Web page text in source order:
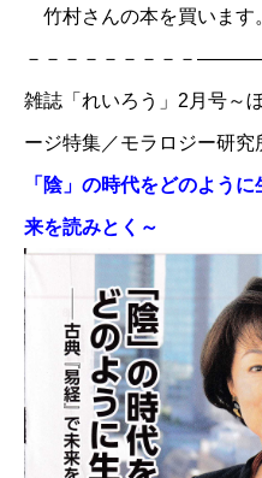
竹村さんの本を買います
－－－－－－－－－
雑誌「れいろう」 2月号～
ージ特集／モラロジー研究
「陰」の時代をどのよう
来を読みとく～​